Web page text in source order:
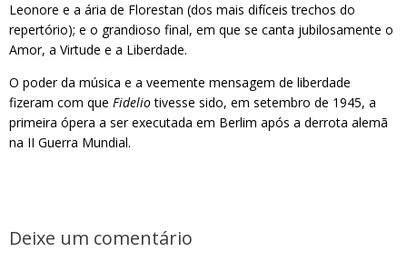
Leonore e a ária de Florestan (dos mais difíceis trechos do
repertório); e o grandioso final, em que se canta jubilosamente o
Amor, a Virtude e a Liberdade.
O poder da música e a veemente mensagem de liberdade
fizeram com que Fideliotivesse sido, em setembro de 1945, a
primeira ópera a ser executada em Berlim após a derrota alemã
na II Guerra Mundial.
Deixe um comentário